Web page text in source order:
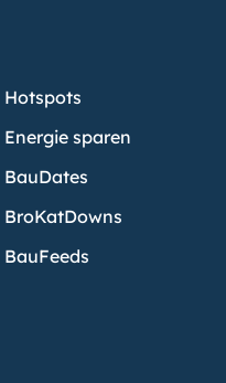
Hotspots
Energie sparen
BauDates
BroKatDowns
BauFeeds